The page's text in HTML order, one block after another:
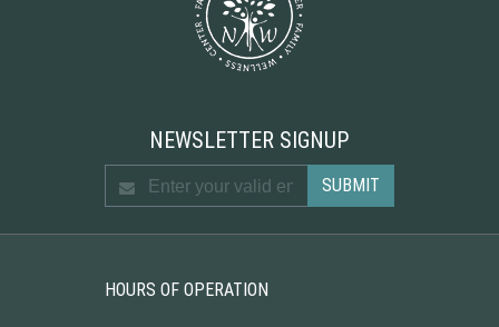
NEWSLETTER SIGNUP
HOURS OF OPERATION